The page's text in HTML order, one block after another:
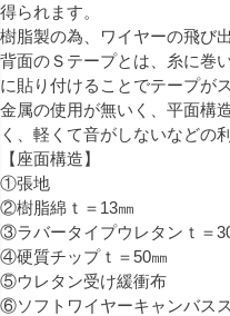
得られます。
樹脂製の為、ワイヤーの飛び
背面のＳテープとは、糸に巻
に貼り付けることでテープが
金属の使用が無いく、平面構
く、軽くて音がしないなどの
【座面構造】
①張地
②樹脂綿ｔ＝13㎜
③ラバータイプウレタンｔ＝
④硬質チップｔ＝50㎜
⑤ウレタン受け緩衝布
⑥ソフトワイヤーキャンバス